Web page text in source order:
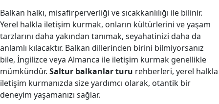
Balkan halkı, misafirperverliği ve sıcakkanlılığı ile bilinir.
Yerel halkla iletişim kurmak, onların kültürlerini ve yaşam
tarzlarını daha yakından tanımak, seyahatinizi daha da
anlamlı kılacaktır. Balkan dillerinden birini bilmiyorsanız
bile, İngilizce veya Almanca ile iletişim kurmak genellikle
mümkündür. Saltur balkanlar turu rehberleri, yerel halkla
iletişim kurmanızda size yardımcı olarak, otantik bir
deneyim yaşamanızı sağlar.